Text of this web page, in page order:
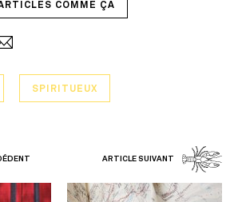
COMME ÇA
SPIRITUEUX
ARTICLE SUIVANT